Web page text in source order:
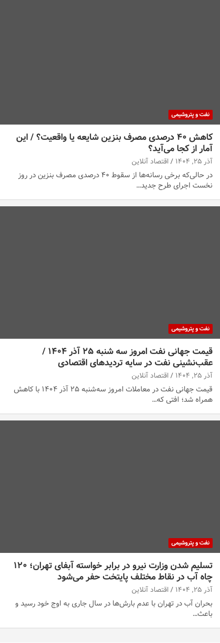
نفت و پتروشیمی
کاهش ۴۰ درصدی مصرف بنزین شایعه یا واقعیت؟ / این
آمار از کجا می‌آید؟
آذر ۲۵, ۱۴۰۴ اقتصاد آنلاین
در حالی‌که برخی رسانه‌ها از سقوط ۴۰ درصدی مصرف بنزین در روز
نخست اجرای طرح جدید…
نفت و پتروشیمی
قیمت جهانی نفت امروز سه شنبه ۲۵ آذر ۱۴۰۴ /
عقب‌نشینی نفت در سایه تردیدهای اقتصادی
آذر ۲۵, ۱۴۰۴ اقتصاد آنلاین
قیمت جهانی نفت در معاملات امروز سه‌شنبه ۲۵ آذر ۱۴۰۴ با کاهش
همراه شد؛ افتی که…
نفت و پتروشیمی
تسلیم شدن وزارت نیرو در برابر خواسته آبفای تهران؛ ۱۲۰
چاه آب در نقاط مختلف پایتخت حفر می‌شود
آذر ۲۵, ۱۴۰۴ اقتصاد آنلاین
بحران آب در تهران با عدم بارش‌ها در سال جاری به اوج خود رسید و
باعث…